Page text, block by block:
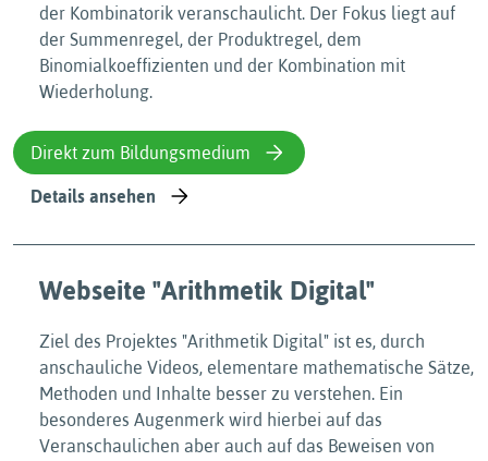
der Kombinatorik veranschaulicht. Der Fokus liegt auf
der Summenregel, der Produktregel, dem
Binomialkoeffizienten und der Kombination mit
Wiederholung.
Direkt zum Bildungsmedium
Details ansehen
Webseite "Arithmetik Digital"
Ziel des Projektes "Arithmetik Digital" ist es, durch
anschauliche Videos, elementare mathematische Sätze,
Methoden und Inhalte besser zu verstehen. Ein
besonderes Augenmerk wird hierbei auf das
Veranschaulichen aber auch auf das Beweisen von